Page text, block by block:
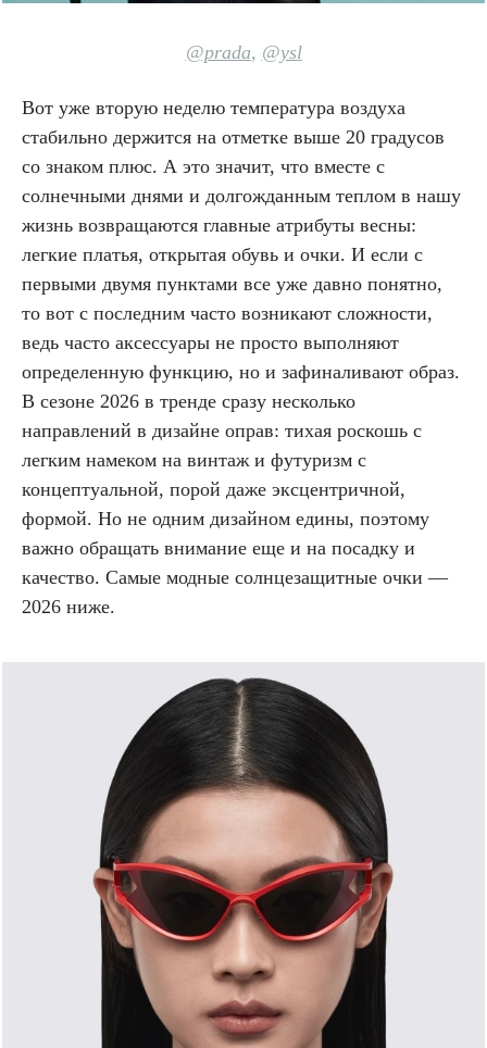
@prada, @ysl
Вот уже вторую неделю температура воздуха
стабильно держится на отметке выше 20 градусов
со знаком плюс. А это значит, что вместе с
солнечными днями и долгожданным теплом в нашу
жизнь возвращаются главные атрибуты весны:
легкие платья, открытая обувь и очки. И если с
первыми двумя пунктами все уже давно понятно,
то вот с последним часто возникают сложности,
ведь часто аксессуары не просто выполняют
определенную функцию, но и зафиналивают образ.
В сезоне 2026 в тренде сразу несколько
направлений в дизайне оправ: тихая роскошь с
легким намеком на винтаж и футуризм с
концептуальной, порой даже эксцентричной,
формой. Но не одним дизайном едины, поэтому
важно обращать внимание еще и на посадку и
качество. Самые модные солнцезащитные очки —
2026 ниже.